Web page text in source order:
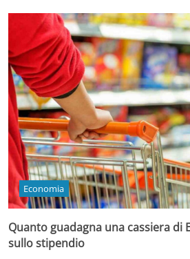
Economia
Quanto guadagna una cassiera di
sullo stipendio